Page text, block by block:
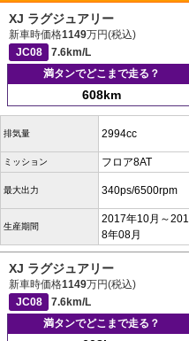
XJ ラグジュアリー
新車時価格1149万円(税込)
JC08
7.6km/L
満タンでどこまで走る？
608km
排気量 2994cc
ミッション フロア8AT
最大出力 340ps/6500rpm
生産期間
2017年10月～201
8年08月
XJ ラグジュアリー
新車時価格1149万円(税込)
JC08
7.6km/L
満タンでどこまで走る？